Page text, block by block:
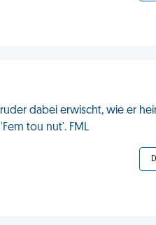
dabei erwischt, wie er
tou nut'. FML